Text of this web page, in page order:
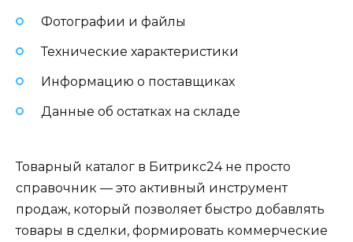
Фотографии и файлы
Технические характеристики
Информацию о поставщиках
Данные об остатках на складе
Товарный каталог в Битрикс24 не просто
справочник — это активный инструмент
продаж, который позволяет быстро добавлять
товары в сделки, формировать коммерческие